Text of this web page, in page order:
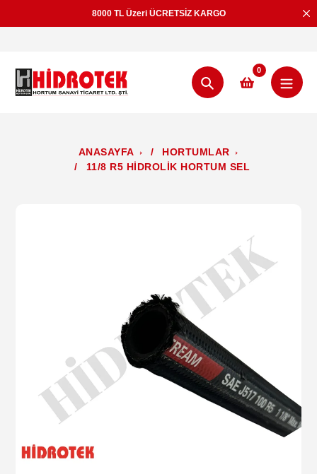
geç
8000 TL Üzeri ÜCRETSİZ KARGO
Aramak
0
ANASAYFA /
HORTUMLAR
/
11/8 R5 HİDROLİK HORTUM SEL